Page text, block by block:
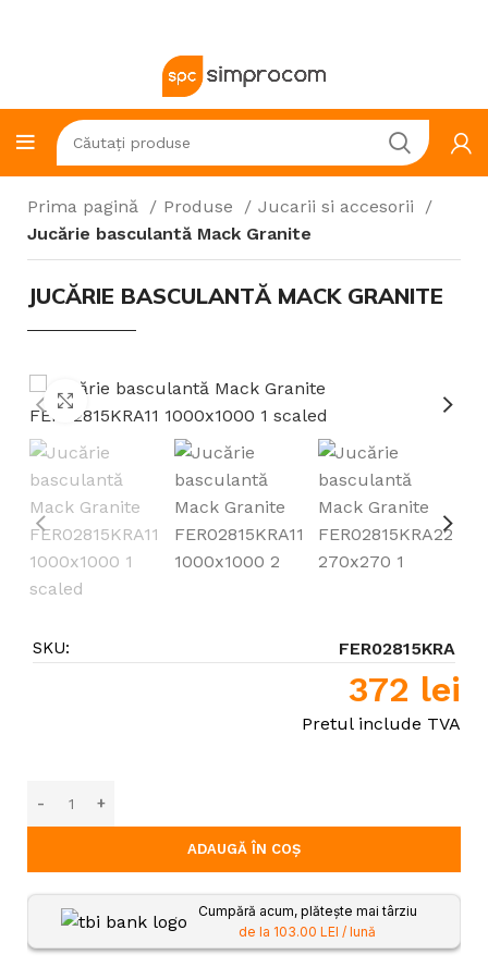
Prima pagină Produse
Jucarii si accesorii
Jucărie basculantă Mack Granite
JUCĂRIE BASCULANTĂ MACK GRANITE
SKU: FER02815KRA
372 lei
Pretul include TVA
ADAUGĂ ÎN COȘ
Cumpără acum, plătește mai târziu
de la 103.00 LEI / lună